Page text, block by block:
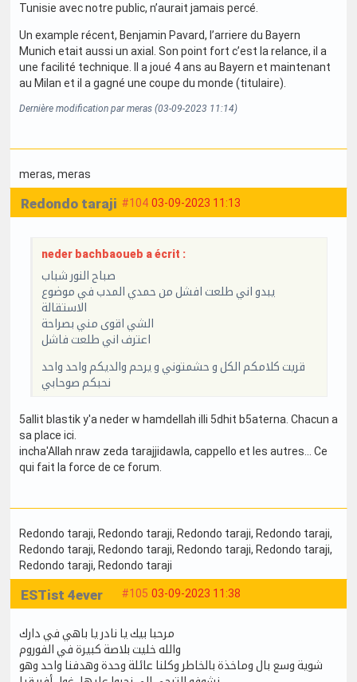
Tunisie avec notre public, n’aurait jamais percé.
Un example récent, Benjamin Pavard, l’arriere du Bayern
Munich etait aussi un axial. Son point fort c’est la relance, il a
une facilité technique. Il a joué 4 ans au Bayern et maintenant
au Milan et il a gagné une coupe du monde (titulaire).
Dernière modification par meras (03-09-2023 11:14)
meras, meras
#104 03-09-2023 11:13
Redondo taraji
neder bachbaoueb a écrit :
صباح النور شباب
يبدو اني طلعت افشل من حمدي المدب في موضوع
الاستقالة
الشي اقوى مني بصراحة
اعترف اني طلعت فاشل
قريت كلامكم الكل و حشمتوني و يرحم والديكم واحد واحد
نحبكم صوحابي
5allit blastik y'a neder w hamdellah illi 5dhit b5aterna. Chacun a
sa place ici.
incha'Allah nraw zeda tarajjidawla, cappello et les autres... Ce
qui fait la force de ce forum.
Redondo taraji, Redondo taraji, Redondo taraji, Redondo taraji,
Redondo taraji, Redondo taraji, Redondo taraji, Redondo taraji,
Redondo taraji, Redondo taraji
#105 03-09-2023 11:38
ESTist 4ever
مرحبا بيك يا نادر يا باهي في دارك
والله خليت بلاصة كبيرة في الفوروم
شوية وسع بال وماخذة بالخاطر وكلنا عائلة وحدة وهدفنا واحد وهو